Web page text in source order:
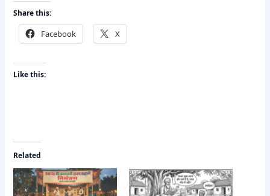
Share this:
Facebook X
Like this:
Related